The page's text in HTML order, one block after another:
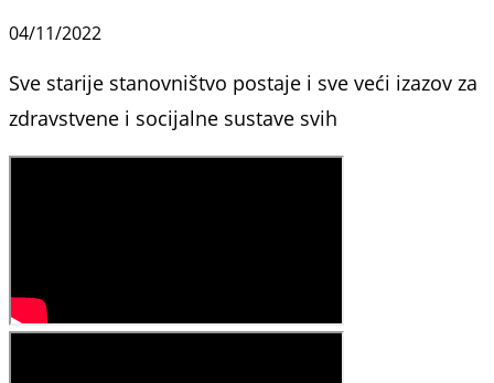
04/11/2022
Sve starije stanovništvo postaje i sve veći izazov za
zdravstvene i socijalne sustave svih